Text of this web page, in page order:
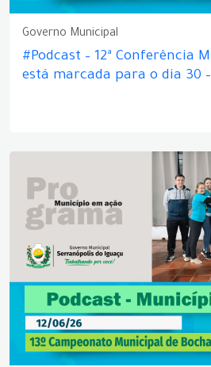
Governo Municipal
#Podcast – 12ª Conferência
está marcada para o dia 30 –